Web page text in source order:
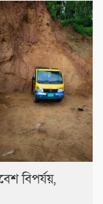
বিপর্যয়,